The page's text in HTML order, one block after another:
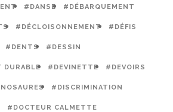
#DANSE #DÉBARQUEMENT
#DÉCLOISONNEMENT #DÉFIS
#DENTS #DESSIN
DURABLE #DEVINETTE #DEVOIRS
#DISCRIMINATION
#DOCTEUR CALMETTE